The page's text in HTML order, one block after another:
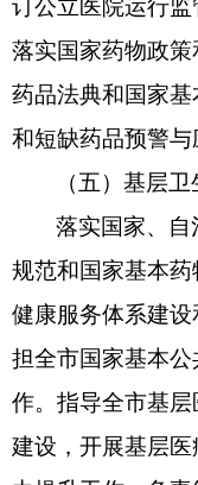
订公立医院运行
落实国家药物政
药品法典和国家
和短缺药品预警与
（五）基层
落实国家、自
规范和国家基本
健康服务体系建
担全市国家基本
作。指导全市基
建设，开展基层